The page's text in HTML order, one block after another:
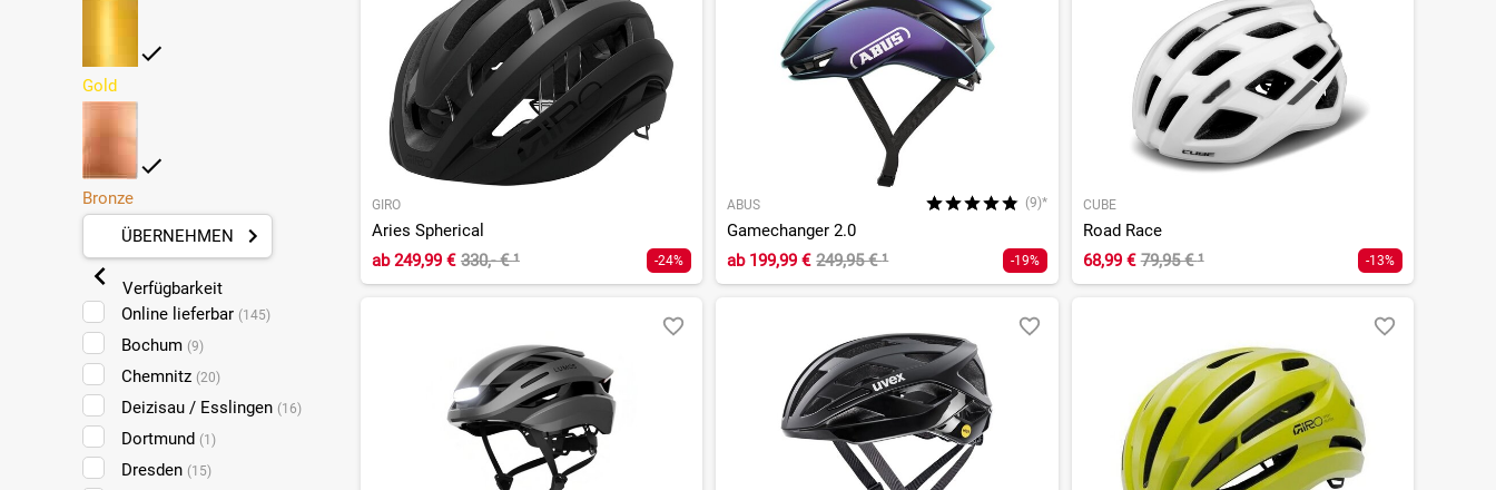
Gold
Bronze
ÜBERNEHMEN
Verfügbarkeit
Online lieferbar (145)
Bochum (9)
Chemnitz (20)
Deizisau / Esslingen (16)
Dortmund (1)
Dresden (15)
GIRO
Aries Spherical
ab249,99 € 330,- €¹ -24%
ABUS (9)*
Gamechanger 2.0
ab199,99 € 249,95 €¹ -19%
CUBE
Road Race
68,99 € 79,95 €¹ -13%